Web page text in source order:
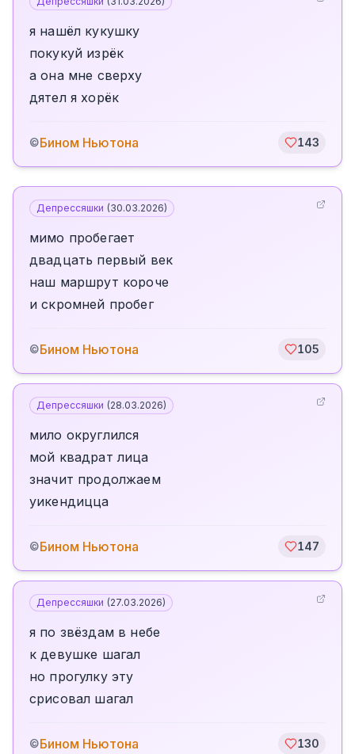
я нашёл кукушку
покукуй изрёк
а она мне сверху
дятел я хорёк
©Бином Ньютона 143
Депрессяшки (30.03.2026)
мимо пробегает
двадцать первый век
наш маршрут короче
и скромней пробег
©Бином Ньютона 105
Депрессяшки (28.03.2026)
мило округлился
мой квадрат лица
значит продолжаем
уикендицца
©Бином Ньютона 147
Депрессяшки (27.03.2026)
я по звёздам в небе
к девушке шагал
но прогулку эту
срисовал шагал
©Бином Ньютона 130